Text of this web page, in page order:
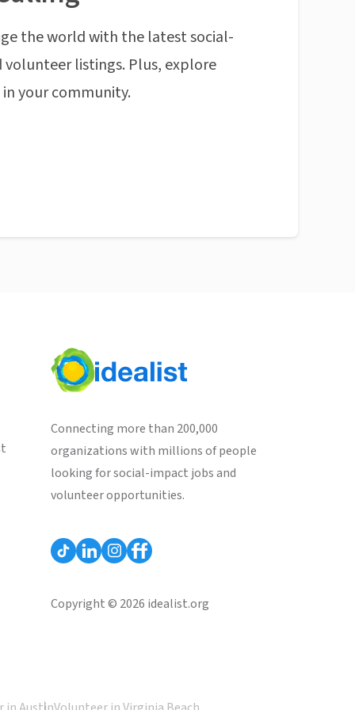
the world with the latest social-
listings. Plus, explore
your community.
Connecting more than 200,000
organizations with millions of people
looking for social-impact jobs and
volunteer opportunities.
Copyright © 2026 idealist.org